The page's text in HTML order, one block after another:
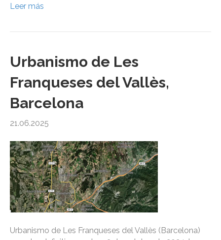
Leer más
Urbanismo de Les
Franqueses del Vallès,
Barcelona
21.06.2025
Urbanismo de Les Franqueses del Vallès (Barcelona)